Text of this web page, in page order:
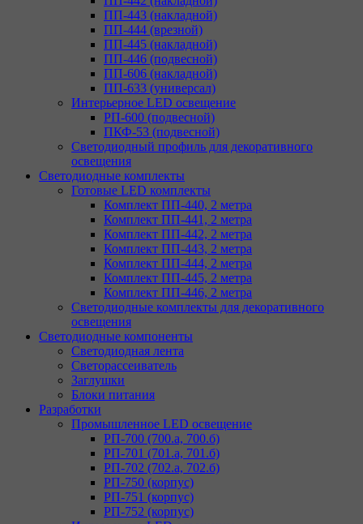
ПП-443 (накладной)
ПП-444 (врезной)
ПП-445 (накладной)
ПП-446 (подвесной)
ПП-606 (накладной)
ПП-633 (универсал)
Интерьерное LED освещение
РП-600 (подвесной)
ПКФ-53 (подвесной)
Светодиодный профиль для декоративного
освещения
Светодиодные комплекты
Готовые LED комплекты
Комплект ПП-440, 2 метра
Комплект ПП-441, 2 метра
Комплект ПП-442, 2 метра
Комплект ПП-443, 2 метра
Комплект ПП-444, 2 метра
Комплект ПП-445, 2 метра
Комплект ПП-446, 2 метра
Светодиодные комплекты для декоративного
освещения
Светодиодные компоненты
Светодиодная лента
Светорассеиватель
Заглушки
Блоки питания
Разработки
Промышленное LED освещение
РП-700 (700.а, 700.б)
РП-701 (701.а, 701.б)
РП-702 (702.а, 702.б)
РП-750 (корпус)
РП-751 (корпус)
РП-752 (корпус)